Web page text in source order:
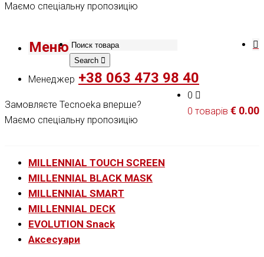
Маємо спеціальну пропозицію
Меню
Search
Менеджер +38 063 473 98 40
0
0 товарів € 0.00
Замовляєте Tecnoeka вперше?
Маємо спеціальну пропозицію
MILLENNIAL TOUCH SCREEN
MILLENNIAL BLACK MASK
MILLENNIAL SMART
MILLENNIAL DECK
EVOLUTION Snack
Аксесуари